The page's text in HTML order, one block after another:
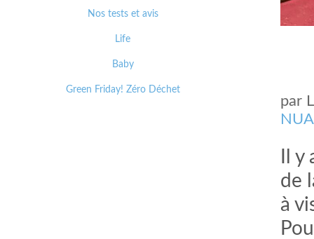
par
Il
de
à
Nos tests et avis
Life
Baby
Green Friday! Zéro Déchet